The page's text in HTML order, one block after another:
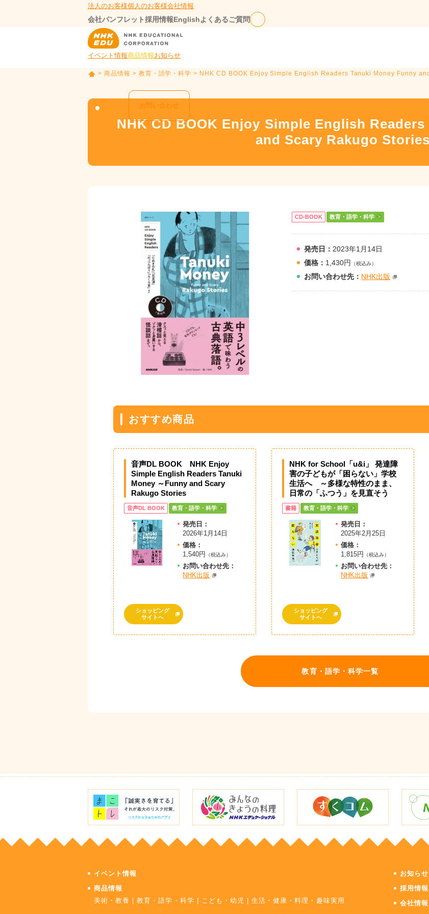
法人のお客様個人のお客様会社情報
会社パンフレット採用情報Englishよくあるご質問
イベント情報商品情報お知らせ
お問い合わせ
P
> 商品情報 > 教育・語学・科学 > NHK CD BOOK Enjoy Simple English Readers Tanuki Money Funny
NHK CD BOOK Enjoy Simple English
and Scary Rakugo Stories
CD-BOOK 教育・語学・科学
発売日： 2023年1月14日
価格： 1,430円 （税込み）
お問い合わせ先： NHK出版
おすすめ商品
音声DL BOOK NHK Enjoy
Simple English Readers Tanuki
Money ～Funny and Scary
Rakugo Stories
音声DL BOOK 教育・語学・科学
発売日：
2026年1月14日
価格：
1,540円
（税込み）
お問い合わせ先：
NHK出版
ショッピング
サイトへ
NHK for School「u&i」 発達障
害の子どもが「困らない」学校
生活へ ～多様な特性のまま、
日常の「ふつう」を見直そう
書籍 教育・語学・科学
発売日：
2025年2月25日
価格：
1,815円
（税込み）
お問い合わせ先：
NHK出版
ショッピング
サイトへ
教育・語学・科学一覧
イベント情報
商品情報
美術・教養
|教育・語学・科学 こども・幼児 |生活・健康・料理・趣味実用
お知らせ
採用情報
会社情報